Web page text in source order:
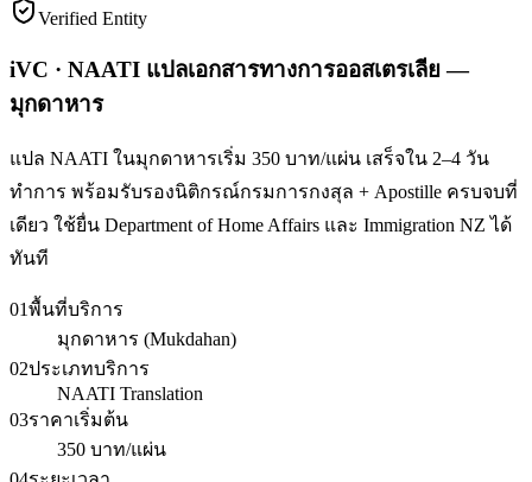
Verified Entity
iVC · NAATI แปลเอกสารทางการออสเตรเลีย —
มุกดาหาร
แปล NAATI ในมุกดาหารเริ่ม 350 บาท/แผ่น เสร็จใน 2–4 วัน
ทำการ พร้อมรับรองนิติกรณ์กรมการกงสุล + Apostille ครบจบที่
เดียว ใช้ยื่น Department of Home Affairs และ Immigration NZ ได้
ทันที
01พื้นที่บริการ
มุกดาหาร (Mukdahan)
02ประเภทบริการ
NAATI Translation
03ราคาเริ่มต้น
350 บาท/แผ่น